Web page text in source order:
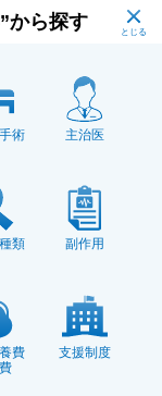
のお悩み相談室
ん治療
るにはどう
に頼って
から探す
術 主治医
類 副作用
費
支援制度